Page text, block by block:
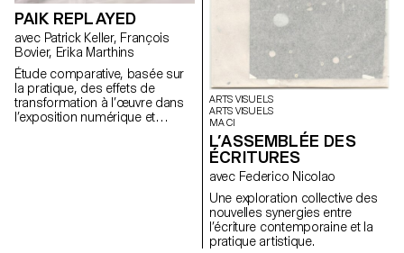
PAIK REPLAYED
avec Patrick Keller, François
Bovier, Erika Marthins
Étude comparative, basée sur
la pratique, des effets de
transformation à l’œuvre dans
l’exposition numérique et
ARTS VISUELS
ARTS VISUELS
MA CI
L’ASSEMBLÉE DES
ÉCRITURES
avec Federico Nicolao
Une exploration collective des
nouvelles synergies entre
l’écriture contemporaine et la
pratique artistique.